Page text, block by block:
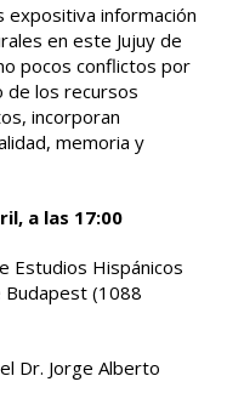
expositiva información
en este Jujuy de
pocos conflictos por
de los recursos
incorporan
memoria y
a las 17:00
Estudios Hispánicos
Budapest (1088
Dr. Jorge Alberto